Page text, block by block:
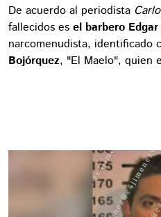
De acuerdo al periodista
fallecidos es el barbero Edgar
narcomenudista, identificado
Bojórquez, "El Maelo", quien